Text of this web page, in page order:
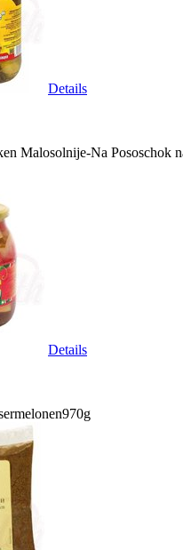
Details
Malosolnije-Na Pososchok
Details